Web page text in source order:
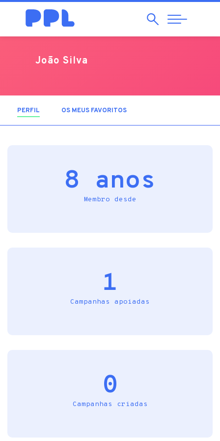
Pesquisar
Abrir
Navegação
João Silva
PERFIL (SEPARADOR ATIVO)
OS MEUS FAVORITOS
8 anos
Membro desde
1
Campanhas apoiadas
0
Campanhas criadas